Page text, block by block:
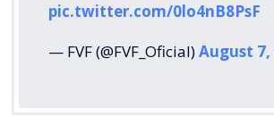
pic.twitter.com/0lo4nB8PsF
— FVF (@FVF_Oficial)August 7,